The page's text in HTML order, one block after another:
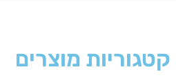
קטגוריות מוצרים